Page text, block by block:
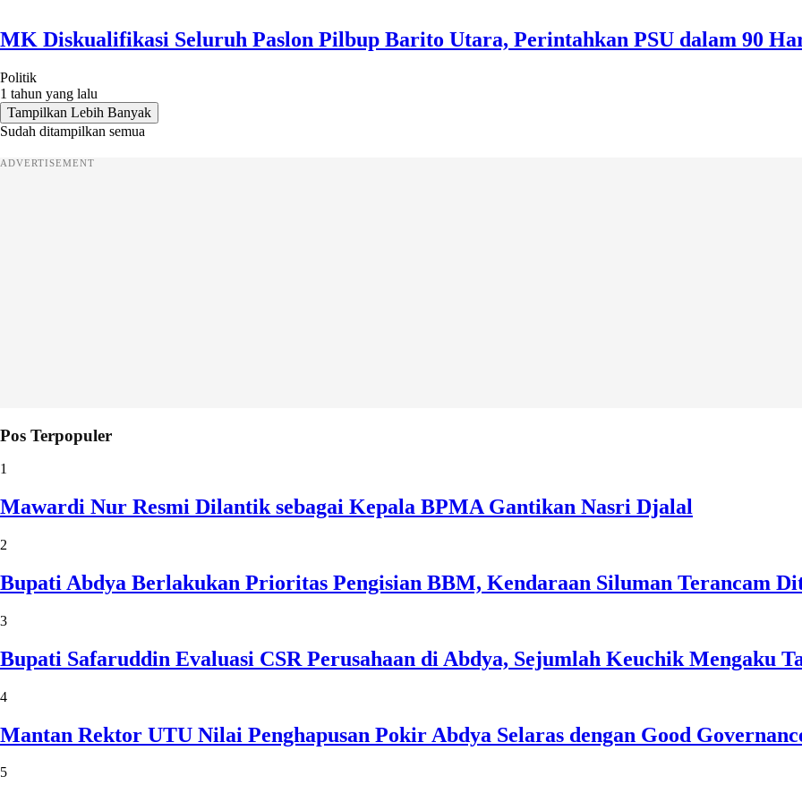
MK Diskualifikasi Seluruh Paslon Pilbup Barito Utara, Perintahkan PSU dalam 90
Politik
1 tahun yang lalu
Tampilkan Lebih Banyak
Sudah ditampilkan semua
ADVERTISEMENT
Pos Terpopuler
1
Mawardi Nur Resmi Dilantik sebagai Kepala BPMA Gantikan Nasri Djalal
2
Bupati Abdya Berlakukan Prioritas Pengisian BBM, Kendaraan Siluman Terancam
3
Bupati Safaruddin Evaluasi CSR Perusahaan di Abdya, Sejumlah Keuchik Mengaku
4
Mantan Rektor UTU Nilai Penghapusan Pokir Abdya Selaras dengan Good
5